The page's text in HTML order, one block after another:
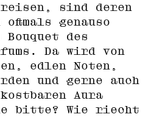
sind deren
oftmals genauso
des
Da wird von
edlen Noten,
und gerne auch
Aura
bitte? Wie riecht